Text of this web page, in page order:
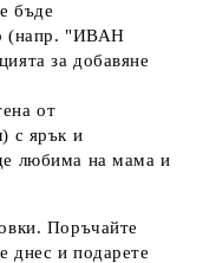
бъде
(напр. "ИВАН
за добавяне
от
с ярък и
любима на мама и
Поръчайте
днес и подарете